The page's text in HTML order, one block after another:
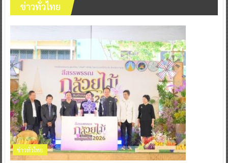
ข่าวทั่วไทย
ข่าวทั่วไทย